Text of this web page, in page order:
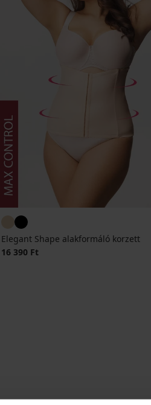
Elegant Shape alakformáló korzett
16 390 Ft